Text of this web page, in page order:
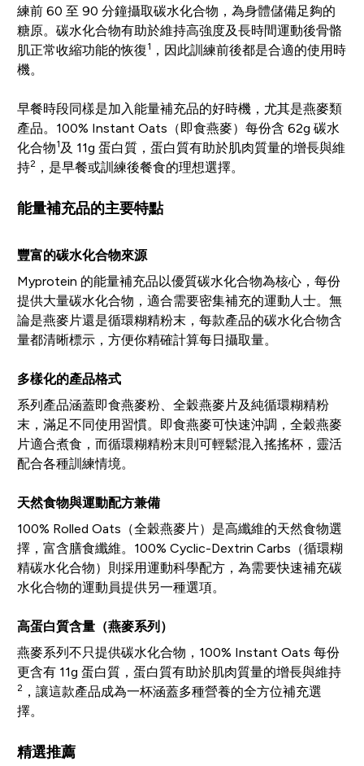
練前 60 至 90 分鐘攝取碳水化合物，為身體儲備足夠的
糖原。碳水化合物有助於維持高強度及長時間運動後骨骼
肌正常收縮功能的恢復1 ，因此訓練前後都是合適的使用時
機。
早餐時段同樣是加入能量補充品的好時機，尤其是燕麥類
產品。100% Instant Oats（即食燕麥）每份含 62g 碳水
化合物1 及 11g 蛋白質，蛋白質有助於肌肉質量的增長與維
持2，是早餐或訓練後餐食的理想選擇。
能量補充品的主要特點
豐富的碳水化合物來源
Myprotein 的能量補充品以優質碳水化合物為核心，每份
提供大量碳水化合物，適合需要密集補充的運動人士。無
論是燕麥片還是循環糊精粉末，每款產品的碳水化合物含
量都清晰標示，方便你精確計算每日攝取量。
多樣化的產品格式
系列產品涵蓋即食燕麥粉、全穀燕麥片及純循環糊精粉
末，滿足不同使用習慣。即食燕麥可快速沖調，全穀燕麥
片適合煮食，而循環糊精粉末則可輕鬆混入搖搖杯，靈活
配合各種訓練情境。
天然食物與運動配方兼備
100% Rolled Oats（全穀燕麥片）是高纖維的天然食物選
擇，富含膳食纖維。100% Cyclic-Dextrin Carbs（循環糊
精碳水化合物）則採用運動科學配方，為需要快速補充碳
水化合物的運動員提供另一種選項。
高蛋白質含量（燕麥系列）
燕麥系列不只提供碳水化合物，100% Instant Oats 每份
更含有 11g 蛋白質，蛋白質有助於肌肉質量的增長與維持
2，讓這款產品成為一杯涵蓋多種營養的全方位補充選
擇。
精選推薦